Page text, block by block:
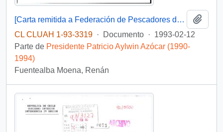
[Carta remitida a Federación de Pescadores de la Caleta de Puerto Oscuro]
CL CLUAH 1-93-3319 · Documento · 1993-02-12
Parte de Presidente Patricio Aylwin Azócar (1990-
1994)
Fuentealba Moena, Renán